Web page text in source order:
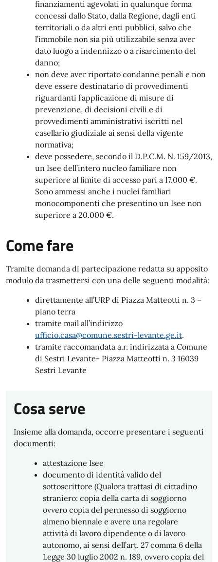
finanziamenti agevolati in qualunque forma
concessi dallo Stato, dalla Regione, dagli enti
territoriali o da altri enti pubblici, salvo che
l’immobile non sia più utilizzabile senza aver
dato luogo a indennizzo o a risarcimento del
danno;
non deve aver riportato condanne penali e non
deve essere destinatario di provvedimenti
riguardanti l’applicazione di misure di
prevenzione, di decisioni civili e di
provvedimenti amministrativi iscritti nel
casellario giudiziale ai sensi della vigente
normativa;
deve possedere, secondo il D.P.C.M. N. 159/2013,
un Isee dell’intero nucleo familiare non
superiore al limite di accesso pari a 17.000 €.
Sono ammessi anche i nuclei familiari
monocomponenti che presentino un Isee non
superiore a 20.000 €.
Come fare
Tramite domanda di partecipazione redatta su apposito
modulo da trasmettersi con una delle seguenti modalità:
direttamente all’URP di Piazza Matteotti n. 3 –
piano terra
tramite mail all’indirizzo
ufficio.casa@comune.sestri-levante.ge.it.
tramite raccomandata a.r. indirizzata a Comune
di Sestri Levante- Piazza Matteotti n. 3 16039
Sestri Levante
Cosa serve
Insieme alla domanda, occorre presentare i seguenti
documenti:
attestazione Isee
documento di identità valido del
sottoscrittore (Qualora trattasi di cittadino
straniero: copia della carta di soggiorno
ovvero copia del permesso di soggiorno
almeno biennale e avere una regolare
attività di lavoro dipendente o di lavoro
autonomo, ai sensi dell’art. 27 comma 6 della
Legge 30 luglio 2002 n. 189, ovvero copia del